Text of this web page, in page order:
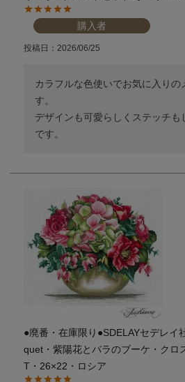
購入者
投稿日 2026/06/25
カラフルな色使いでお気に入りの
す。
デザインも可愛らしくステッチも
です。
●廃番・在庫限り●SDELAYセデレイ
quet・紫陽花とバラのブーケ・クロ
T・26×22・ロシア